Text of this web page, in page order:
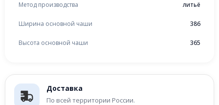
Доставка
По всей территории России.
Метод производства литьё
Ширина основной чаши 386
Высота основной чаши 365